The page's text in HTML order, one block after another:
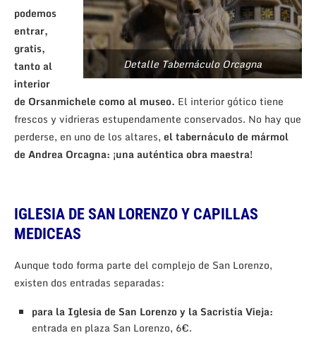
Detalle Tabernáculo Orcagna
podemos
entrar,
gratis,
tanto al
interior
de Orsanmichele como al museo. El interior gótico tiene
frescos y vidrieras estupendamente conservados. No hay que
perderse, en uno de los altares, el tabernáculo de mármol
de Andrea Orcagna: ¡una auténtica obra maestra!
IGLESIA DE SAN LORENZO Y CAPILLAS
MEDICEAS
Aunque todo forma parte del complejo de San Lorenzo,
existen dos entradas separadas:
para la Iglesia de San Lorenzo y la Sacristía Vieja:
entrada en plaza San Lorenzo, 6€.